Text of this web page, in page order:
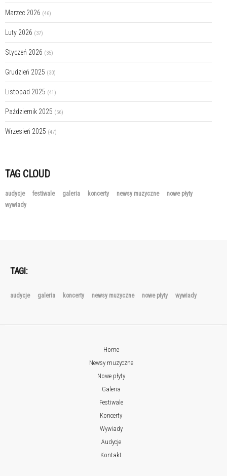
Marzec 2026 (46)
Luty 2026 (37)
Styczeń 2026 (35)
Grudzień 2025 (30)
Listopad 2025 (41)
Październik 2025 (56)
Wrzesień 2025 (47)
TAG CLOUD
audycje festiwale galeria koncerty newsy muzyczne
nowe płyty
wywiady
TAGI:
audycje galeria koncerty newsy muzyczne nowe płyty wywiady
Home
Newsy muzyczne
Nowe płyty
Galeria
Festiwale
Koncerty
Wywiady
Audycje
Kontakt